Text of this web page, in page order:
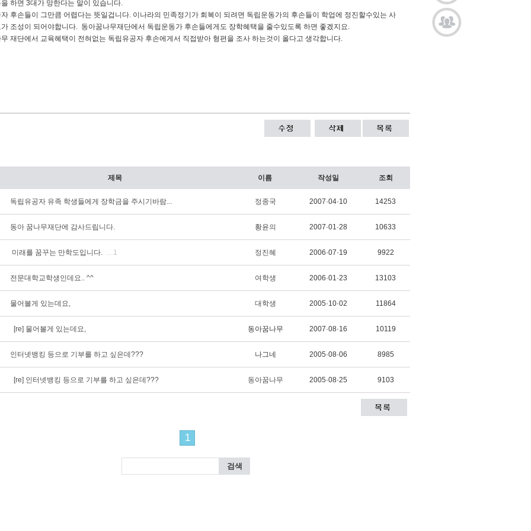
하면 3대가 망한다는 말이 있습니다.
후손들이 그만큼 어렵다는 뜻일겁니다. 이나라의 민족정기가 회복이 되려면 독립운동가의 후손들이 학업에 정진할수있는 사
조성이 되어야합니다. 동아꿈나무재단에서 독립운동가 후손들에게도 장학혜택을 줄수있도록 하면 좋겠지요.
재단에서 교육혜택이 전혀없는 독립유공자 후손에게서 직접받아 형편을 조사 하는것이 올다고 생각합니다.
제목 이름 작성일 조회
독립유공자 유족 학생들에게 장학금을 주시기바람... 정종국 2007·04·10 14253
동아 꿈나무재단에 감사드립니다. 황윤의 2007·01·28 10633
미래를 꿈꾸는 만학도입니다. …1 정진혜 2006·07·19 9922
전문대학교학생인데요.. ^^ 여학생 2006·01·23 13103
물어볼게 있는데요, 대학생 2005·10·02 11864
[re] 물어볼게 있는데요, 동아꿈나무 2007·08·16 10119
인터넷뱅킹 등으로 기부를 하고 싶은데??? 나그네 2005·08·06 8985
[re] 인터넷뱅킹 등으로 기부를 하고 싶은데??? 동아꿈나무 2005·08·25 9103
1